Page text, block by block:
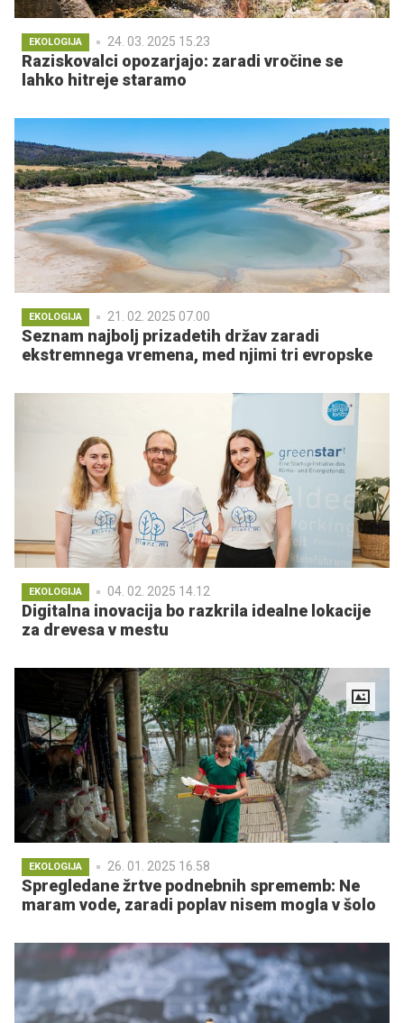
EKOLOGIJA 24. 03. 2025 15.23
Raziskovalci opozarjajo: zaradi vročine se
lahko hitreje staramo
EKOLOGIJA 21. 02. 2025 07.00
Seznam najbolj prizadetih držav zaradi
ekstremnega vremena, med njimi tri evropske
EKOLOGIJA 04. 02. 2025 14.12
Digitalna inovacija bo razkrila idealne lokacije
za drevesa v mestu
EKOLOGIJA 26. 01. 2025 16.58
Spregledane žrtve podnebnih sprememb: Ne
maram vode, zaradi poplav nisem mogla v šolo